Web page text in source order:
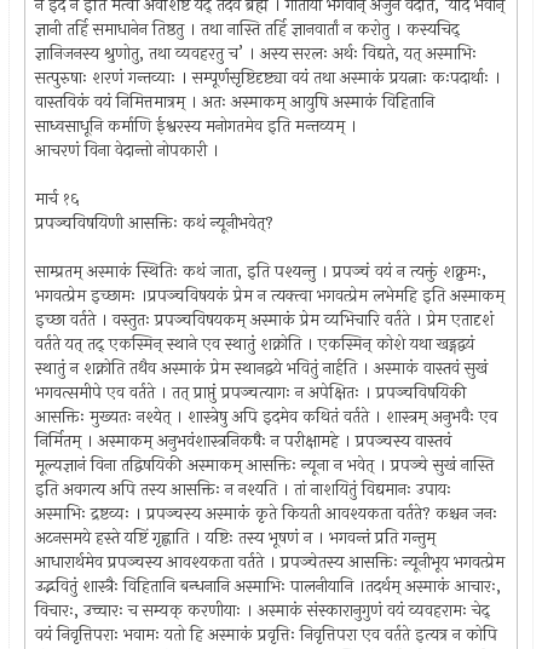
ज्ञानी तर्हि समाधानेन तिष्ठतु । तथा नास्ति तर्हि ज्ञानवार्तां न करोतु । कस्यचिद्
ज्ञानिजनस्य श्रुणोतु, तथा व्यवहरतु च’ । अस्य सरलः अर्थः विद्यते, यत् अस्माभिः
सत्पुरुषाः शरणं गन्तव्याः । सम्पूर्णसृष्टिदृष्ट्या वयं तथा अस्माकं प्रयत्नाः कःपदार्थाः ।
वास्तविकं वयं निमित्तमात्रम् । अतः अस्माकम् आयुषि अस्माकं विहितानि
साध्वसाधूनि कर्माणि ईश्वरस्य मनोगतमेव इति मन्तव्यम् ।
आचरणं विना वेदान्तो नोपकारी ।
मार्च १६
प्रपञ्चविषयिणी आसक्तिः कथं न्यूनीभवेत्?
साम्प्रतम् अस्माकं स्थितिः कथं जाता, इति पश्यन्तु । प्रपञ्चं वयं न त्यक्तुं शक्नुमः,
भगवत्प्रेम इच्छामः ।प्रपञ्चविषयकं प्रेम न त्यक्त्वा भगवत्प्रेम लभेमहि इति अस्माकम्
इच्छा वर्तते । वस्तुतः प्रपञ्चविषयकम् अस्माकं प्रेम व्यभिचारि वर्तते । प्रेम एतादृशं
वर्तते यत् तद् एकस्मिन् स्थाने एव स्थातुं शक्नोति । एकस्मिन् कोशे यथा खड्गद्वयं
स्थातुं न शक्नोति तथैव अस्माकं प्रेम स्थानद्वये भवितुं नार्हति । अस्माकं वास्तवं सुखं
भगवत्समीपे एव वर्तते । तत् प्राप्तुं प्रपञ्चत्यागः न अपेक्षितः । प्रपञ्चविषयिकी
आसक्तिः मुख्यतः नश्येत् । शास्त्रेषु अपि इदमेव कथितं वर्तते । शास्त्रम् अनुभवैः एव
निर्मितम् । अस्माकम् अनुभवंशास्त्रनिकषैः न परीक्षामहे । प्रपञ्चस्य वास्तवं
मूल्यज्ञानं विना तद्विषयिकी अस्माकम् आसक्तिः न्यूना न भवेत् । प्रपञ्चे सुखं नास्ति
इति अवगत्य अपि तस्य आसक्तिः न नश्यति । तां नाशयितुं विद्यमानः उपायः
अस्माभिः द्रष्टव्यः । प्रपञ्चस्य अस्माकं कृते कियती आवश्यकता वर्तते? कश्चन जनः
अटनसमये हस्ते यष्टिं गृह्णाति । यष्टिः तस्य भूषणं न । भगवन्तं प्रति गन्तुम्
आधारार्थमेव प्रपञ्चस्य आवश्यकता वर्तते । प्रपञ्चेतस्य आसक्तिः न्यूनीभूय भगवत्प्रेम
उद्भवितुं शास्त्रैः विहितानि बन्धनानि अस्माभिः पालनीयानि ।तदर्थम् अस्माकं आचारः,
विचारः, उच्चारः च सम्यक् करणीयाः । अस्माकं संस्कारानुगुणं वयं व्यवहरामः चेद्
वयं निवृत्तिपराः भवामः यतो हि अस्माकं प्रवृत्तिः निवृत्तिपरा एव वर्तते इत्यत्र न कोपि